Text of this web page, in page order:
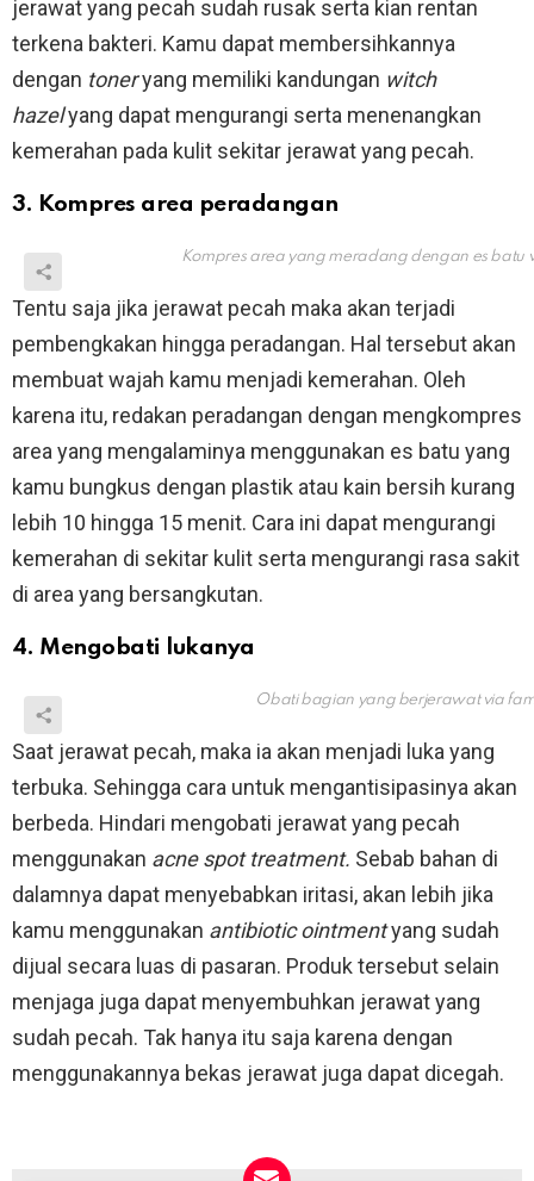
jerawat yang pecah sudah rusak serta kian rentan
terkena bakteri. Kamu dapat membersihkannya
dengan toneryang memiliki kandungan witch
hazelyang dapat mengurangi serta menenangkan
kemerahan pada kulit sekitar jerawat yang pecah.
3. Kompres area peradangan
Kompres area yang meradang dengan es batu
Tentu saja jika jerawat pecah maka akan terjadi
pembengkakan hingga peradangan. Hal tersebut akan
membuat wajah kamu menjadi kemerahan. Oleh
karena itu, redakan peradangan dengan mengkompres
area yang mengalaminya menggunakan es batu yang
kamu bungkus dengan plastik atau kain bersih kurang
lebih 10 hingga 15 menit. Cara ini dapat mengurangi
kemerahan di sekitar kulit serta mengurangi rasa sakit
di area yang bersangkutan.
4. Mengobati lukanya
Obati bagian yang berjerawat via
Saat jerawat pecah, maka ia akan menjadi luka yang
terbuka. Sehingga cara untuk mengantisipasinya akan
berbeda. Hindari mengobati jerawat yang pecah
menggunakan acne spot treatment. Sebab bahan di
dalamnya dapat menyebabkan iritasi, akan lebih jika
kamu menggunakan antibiotic ointmentyang sudah
dijual secara luas di pasaran. Produk tersebut selain
menjaga juga dapat menyembuhkan jerawat yang
sudah pecah. Tak hanya itu saja karena dengan
menggunakannya bekas jerawat juga dapat dicegah.